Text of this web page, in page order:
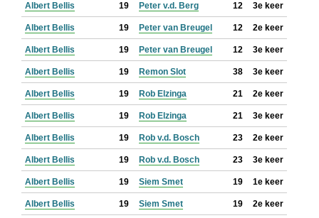
Albert Bellis 19 Peter v.d. Berg 12 3e keer
Albert Bellis 19 Peter van Breugel 12 2e keer
Albert Bellis 19 Peter van Breugel 12 3e keer
Albert Bellis 19 Remon Slot 38 3e keer
Albert Bellis 19 Rob Elzinga 21 2e keer
Albert Bellis 19 Rob Elzinga 21 3e keer
Albert Bellis 19 Rob v.d. Bosch 23 2e keer
Albert Bellis 19 Rob v.d. Bosch 23 3e keer
Albert Bellis 19 Siem Smet 19 1e keer
Albert Bellis 19 Siem Smet 19 2e keer